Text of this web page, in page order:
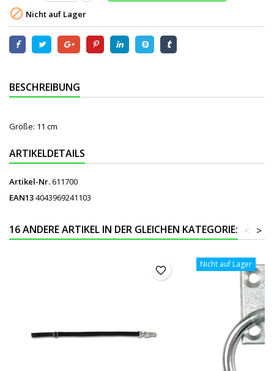
 Nicht auf Lager
BESCHREIBUNG
Größe: 11 cm
ARTIKELDETAILS
Artikel-Nr.611700
EAN134043969241103
16 ANDERE ARTIKEL IN DER GLEICHEN KATEGORIE: >
<
favorite_border
Nicht auf Lager